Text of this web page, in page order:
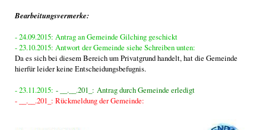
Bearbeitungsvermerke:
- 24.09.2015: Antrag an Gemeinde Gilching geschickt
- 23.10.2015: Antwort der Gemeinde siehe Schreiben unten:
Da es sich bei diesem Bereich um Privatgrund handelt, hat die Gemeinde
hierfür leider keine Entscheidungsbefugnis.
- 23.11.2015: - __.__.201_: Antrag durch Gemeinde erledigt
- __.__.201_: Rückmeldung der Gemeinde: